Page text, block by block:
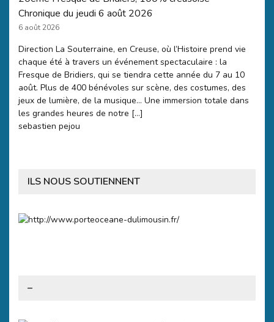
Chronique du jeudi 6 août 2026
6 août 2026
Direction La Souterraine, en Creuse, où l’Histoire prend vie
chaque été à travers un événement spectaculaire : la
Fresque de Bridiers, qui se tiendra cette année du 7 au 10
août. Plus de 400 bénévoles sur scène, des costumes, des
jeux de lumière, de la musique… Une immersion totale dans
les grandes heures de notre […]
sebastien pejou
ILS NOUS SOUTIENNENT
–